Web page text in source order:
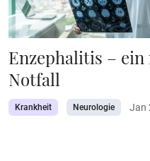
Enzephalitis –
Notfall
Krankheit Neurologie Jan